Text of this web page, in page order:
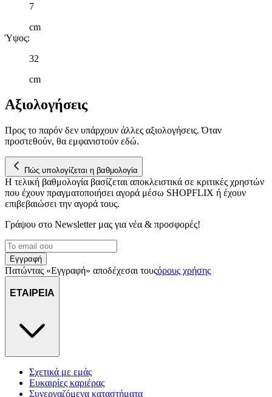
τοποθεσίας μας στους συνεργάτες μέσων κοινωνικής
7
cm
Ύψος:
32
cm
Αξιολογήσεις
Προς το παρόν δεν υπάρχουν άλλες αξιολογήσεις. Όταν
προστεθούν, θα εμφανιστούν εδώ.
Πώς υπολογίζεται η βαθμολογία
Η τελική βαθμολογία βασίζεται αποκλειστικά σε κριτικές χρηστών
που έχουν πραγματοποιήσει αγορά μέσω SHOPFLIX ή έχουν
επιβεβαιώσει την αγορά τους.
Γράψου στο Νewsletter μας για νέα & προσφορές!
Εγγραφή
Πατώντας «Εγγραφή» αποδέχεσαι τουςόρους χρήσης
ΕΤΑΙΡΕΙΑ
Σχετικά με εμάς
Ευκαιρίες καριέρας
Συνεργαζόμενα καταστήματα